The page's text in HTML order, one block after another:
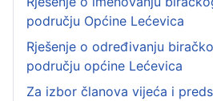
području Općine Lećevica
Rješenje o određivanju
području općine Lećevica
Za izbor članova vijeća i